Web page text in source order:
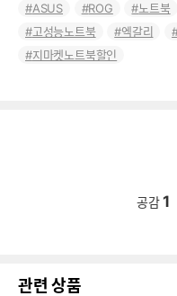
ASUS ROG 노트북
고성능노트북
엑갈리
지마켓노트북할인
공감 1
관련 상품